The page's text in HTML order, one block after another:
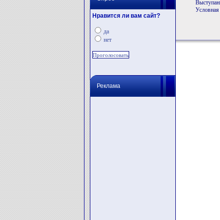
Нравится ли вам сайт?
да
нет
Реклама
Условная